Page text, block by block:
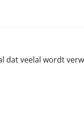
dat veelal wordt